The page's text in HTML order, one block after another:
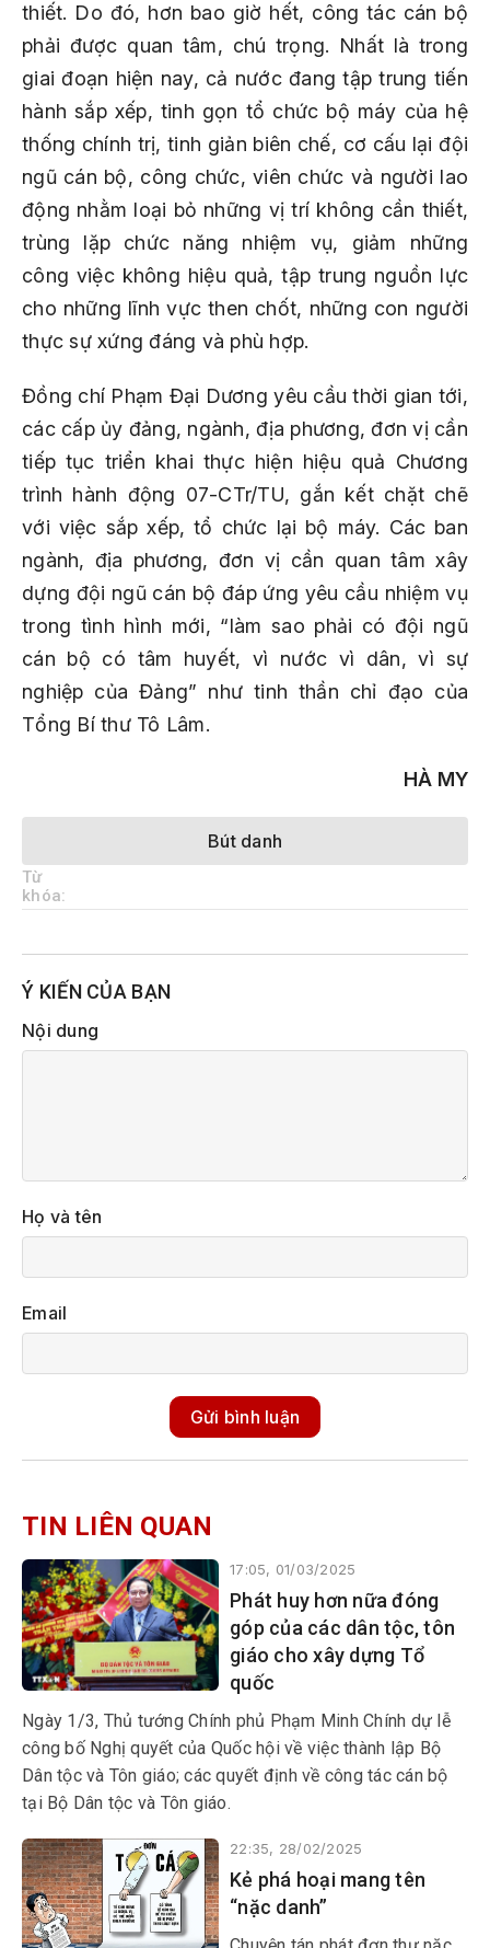
thiết. Do đó, hơn bao giờ hết, công tác cán bộ
phải được quan tâm, chú trọng. Nhất là trong
giai đoạn hiện nay, cả nước đang tập trung tiến
hành sắp xếp, tinh gọn tổ chức bộ máy của hệ
thống chính trị, tinh giản biên chế, cơ cấu lại đội
ngũ cán bộ, công chức, viên chức và người lao
động nhằm loại bỏ những vị trí không cần thiết,
trùng lặp chức năng nhiệm vụ, giảm những
công việc không hiệu quả, tập trung nguồn lực
cho những lĩnh vực then chốt, những con người
thực sự xứng đáng và phù hợp.
Đồng chí Phạm Đại Dương yêu cầu thời gian tới,
các cấp ủy đảng, ngành, địa phương, đơn vị cần
tiếp tục triển khai thực hiện hiệu quả Chương
trình hành động 07-CTr/TU, gắn kết chặt chẽ
với việc sắp xếp, tổ chức lại bộ máy. Các ban
ngành, địa phương, đơn vị cần quan tâm xây
dựng đội ngũ cán bộ đáp ứng yêu cầu nhiệm vụ
trong tình hình mới, “làm sao phải có đội ngũ
cán bộ có tâm huyết, vì nước vì dân, vì sự
nghiệp của Đảng” như tinh thần chỉ đạo của
Tổng Bí thư Tô Lâm.
HÀ MY
Bút danh
Từ
khóa:
Ý KIẾN CỦA BẠN
Nội dung
Họ và tên
Email
Gửi bình luận
TIN LIÊN QUAN
17:05, 01/03/2025
Phát huy hơn nữa đóng
góp của các dân tộc, tôn
giáo cho xây dựng Tổ
quốc
Ngày 1/3, Thủ tướng Chính phủ Phạm Minh Chính dự lễ
công bố Nghị quyết của Quốc hội về việc thành lập Bộ
Dân tộc và Tôn giáo; các quyết định về công tác cán bộ
tại Bộ Dân tộc và Tôn giáo.
22:35, 28/02/2025
Kẻ phá hoại mang tên
“nặc danh”